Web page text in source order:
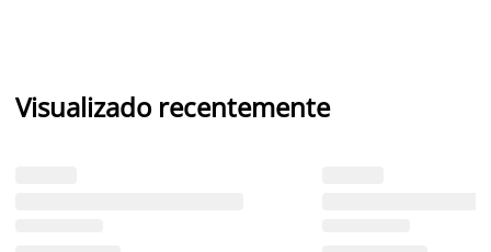
Visualizado recentemente